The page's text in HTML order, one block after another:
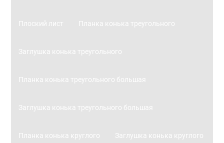
Плоский лист Планка конька треугольного
Заглушка конька треугольного
Планка конька треугольного большая
Заглушка конька треугольного большая
Планка конька круглого Заглушка конька круглого